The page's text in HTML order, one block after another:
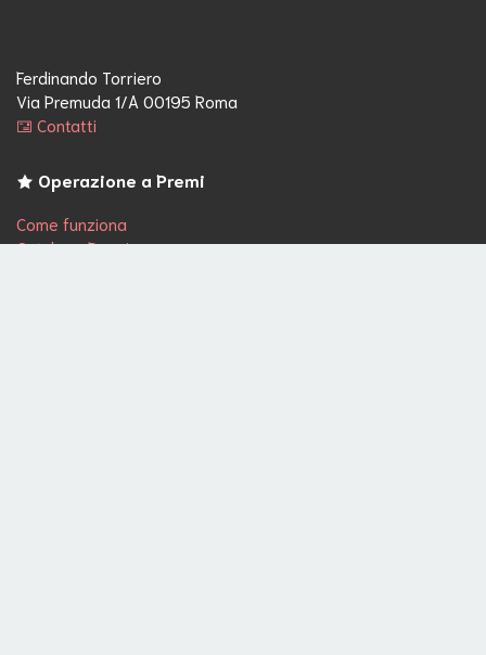
Ferdinando Torriero
Via Premuda 1/A 00195 Roma
Contatti
Operazione a Premi
Come funziona
Catalogo Premi